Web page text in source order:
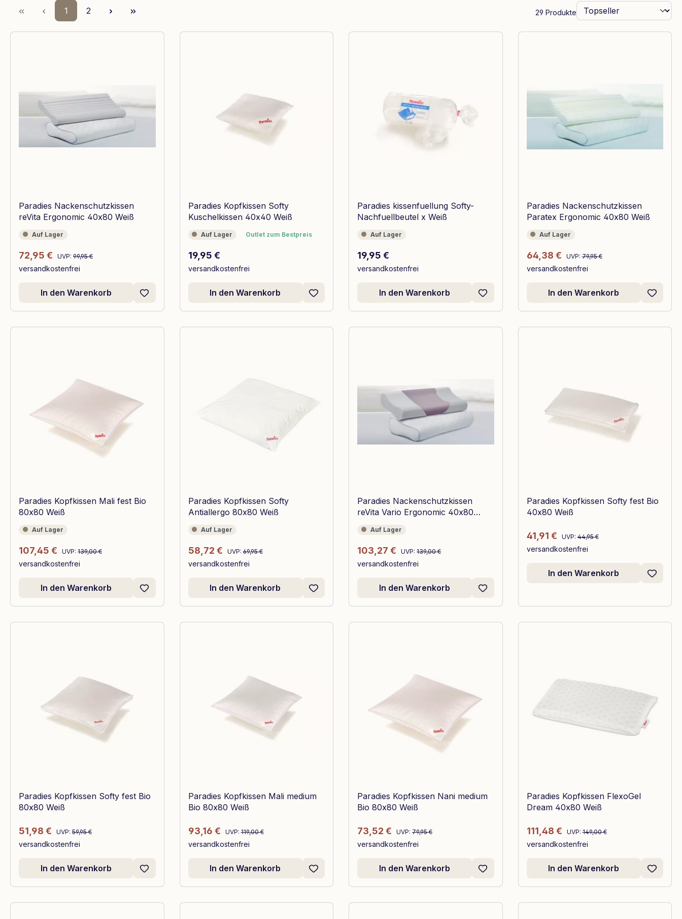
Seite
1 Seite
2 29 Produkte
Paradies Nackenschutzkissen
reVita Ergonomic 40x80 Weiß
Auf Lager
Auf Lager
Verkaufspreis:
72,95 € Regulärer Preis:
UVP: 99,95 €
versandkostenfrei
In den Warenkorb
Paradies Kopfkissen Softy
Kuschelkissen 40x40 Weiß
Auf Lager
Auf Lager Outlet zum Bestpreis
Outlet zum Bestpreis
Regulärer Preis:
19,95 €
versandkostenfrei
In den Warenkorb
Paradies kissenfuellung Softy-
Nachfuellbeutel x Weiß
Auf Lager
Auf Lager
Regulärer Preis:
19,95 €
versandkostenfrei
In den Warenkorb
Paradies Nackenschutzkissen
Paratex Ergonomic 40x80 Weiß
Auf Lager
Auf Lager
Verkaufspreis:
64,38 € Regulärer Preis:
UVP: 79,95 €
versandkostenfrei
In den Warenkorb
Paradies Kopfkissen Mali fest Bio
80x80 Weiß
Auf Lager
Auf Lager
Verkaufspreis:
107,45 € Regulärer Preis:
UVP: 139,00 €
versandkostenfrei
In den Warenkorb
Paradies Kopfkissen Softy
Antiallergo 80x80 Weiß
Auf Lager
Auf Lager
Verkaufspreis:
58,72 € Regulärer Preis:
UVP: 69,95 €
versandkostenfrei
In den Warenkorb
Paradies Nackenschutzkissen
reVita Vario Ergonomic 40x80
Auf Lager
Auf Lager
Verkaufspreis:
103,27 € Regulärer Preis:
UVP: 139,00 €
versandkostenfrei
In den Warenkorb
Paradies Kopfkissen Softy fest Bio
40x80 Weiß
Verkaufspreis:
41,91 € Regulärer Preis:
UVP: 44,95 €
versandkostenfrei
In den Warenkorb
Paradies Kopfkissen Softy fest Bio
80x80 Weiß
Verkaufspreis:
51,98 € Regulärer Preis:
UVP: 59,95 €
versandkostenfrei
In den Warenkorb
Paradies Kopfkissen Mali medium
Bio 80x80 Weiß
Verkaufspreis:
93,16 € Regulärer Preis:
UVP: 119,00 €
versandkostenfrei
In den Warenkorb
Paradies Kopfkissen Nani medium
Bio 80x80 Weiß
Verkaufspreis:
73,52 € Regulärer Preis:
UVP: 79,95 €
versandkostenfrei
In den Warenkorb
Paradies Kopfkissen FlexoGel
Dream 40x80 Weiß
Verkaufspreis:
111,48 € Regulärer Preis:
UVP: 149,00 €
versandkostenfrei
In den Warenkorb